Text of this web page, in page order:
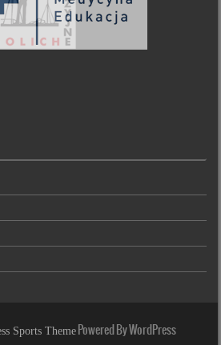
Sports Theme Powered By WordPress